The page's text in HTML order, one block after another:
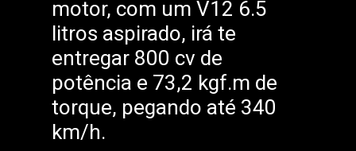
motor, com um V12 6.5
litros aspirado, irá te
entregar 800 cv de
potência e 73,2 kgf.m de
torque, pegando até 340
km/h.